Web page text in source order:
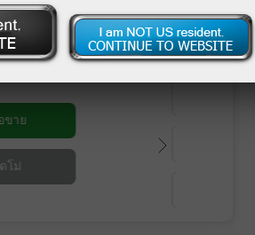
คโปร์และอื่น ๆ อีกมากมายด้วย
เองในการท่องเที่ยวเชิงธุรกิจ